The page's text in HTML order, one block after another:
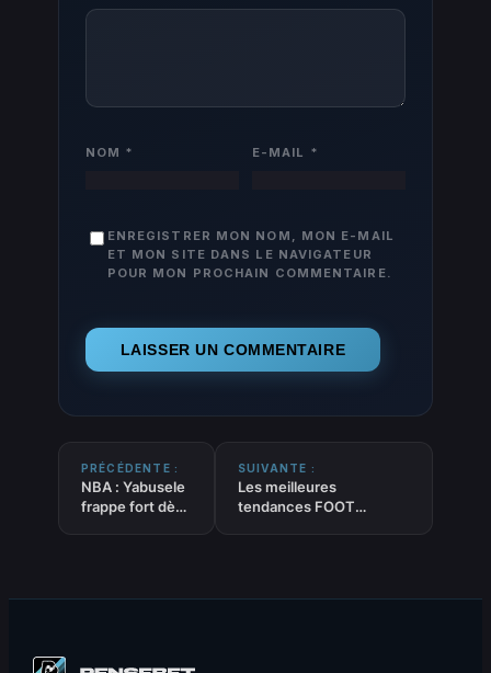
NOM * E-MAIL *
ENREGISTRER MON NOM, MON E-MAIL
ET MON SITE DANS LE NAVIGATEUR
POUR MON PROCHAIN COMMENTAIRE.
PRÉCÉDENTE :
NBA : Yabusele
frappe fort dès
SUIVANTE :
Les meilleures
tendances FOOT